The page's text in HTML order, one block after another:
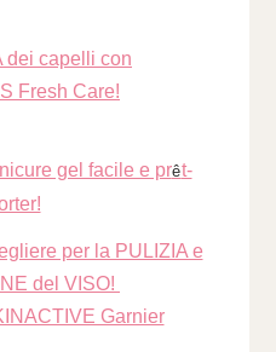
dei capelli con
Fresh Care!
gel facile e prêt-
per la PULIZIA e
del VISO!
Garnier